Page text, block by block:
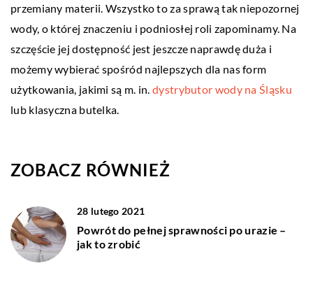
przemiany materii. Wszystko to za sprawą tak niepozornej
wody, o której znaczeniu i podniosłej roli zapominamy. Na
szczęście jej dostępność jest jeszcze naprawdę duża i
możemy wybierać spośród najlepszych dla nas form
użytkowania, jakimi są m. in.dystrybutor wody na Śląsku
lub klasyczna butelka.
ZOBACZ RÓWNIEŻ
28 lutego 2021
Powrót do pełnej sprawności po urazie –
jak to zrobić